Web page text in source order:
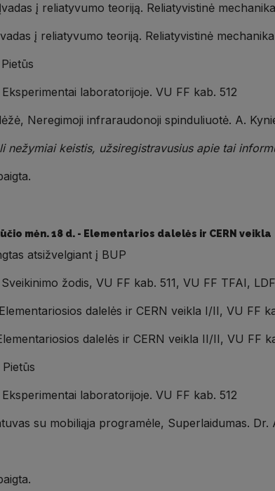
Įvadas į reliatyvumo teoriją. Reliatyvistinė
Įvadas į reliatyvumo teoriją. Reliatyvistinė
Eksperimentai laboratorijoje. VU FF kab. 512
Neregimoji infraraudonoji spinduliuotė. A.
nežymiai keistis, užsiregistravusius apie tai
mėn. 18 d. - Elementarios dalelės ir CERN veikla
atsižvelgiant į BUP
Sveikinimo žodis, VU FF kab. 511, VU FF TFAI,
Elementariosios dalelės ir CERN veikla I/II, VU
Elementariosios dalelės ir CERN veikla II/II, VU
Pietūs
Eksperimentai laboratorijoje. VU FF kab. 512
su mobiliąja programėle, Superlaidumas.